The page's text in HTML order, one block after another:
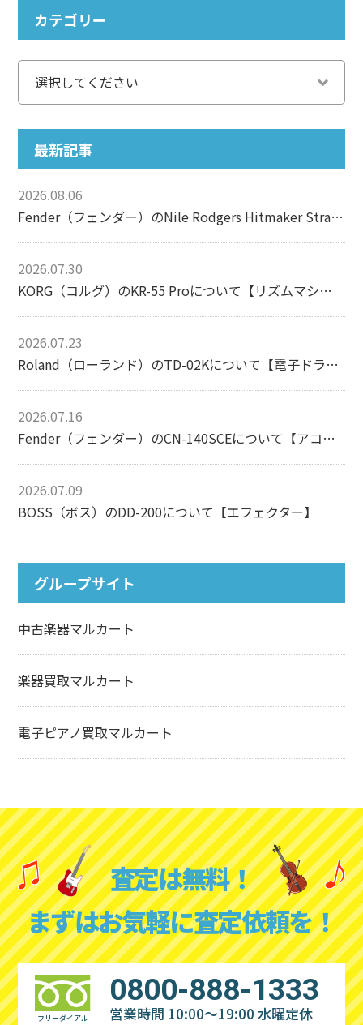
カテゴリー
最新記事
2026.08.06
Fender（フェンダー）のNile Rodgers Hitmaker Stratocasterについて【エレキギター】
2026.07.30
KORG（コルグ）のKR-55 Proについて【リズムマシン】
2026.07.23
Roland（ローランド）のTD-02Kについて【電子ドラム】
2026.07.16
Fender（フェンダー）のCN-140SCEについて【アコースティックギター】
2026.07.09
BOSS（ボス）のDD-200について【エフェクター】
グループサイト
中古楽器マルカート
楽器買取マルカート
電子ピアノ買取マルカート
査定は無料！
まずはお気軽に査定依頼を！
フリーダイアル
0800-888-1333
営業時間 10:00～19:00 水曜定休